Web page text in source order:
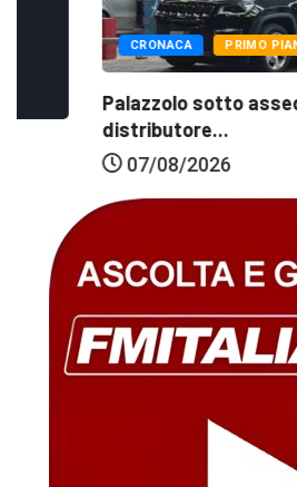
CRONACA PRIMO PIANO
Palazzolo sotto assedio,
distributore...
07/08/2026